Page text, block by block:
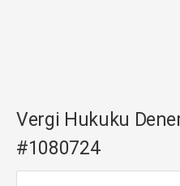
Vergi Hukuku
#1080724